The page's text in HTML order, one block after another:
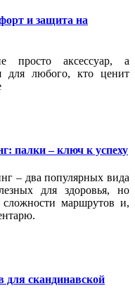
и защита на
просто аксессуар, а
для любого, кто ценит
палки – ключ к успеху
– два популярных вида
для здоровья, но
маршрутов и,
скандинавской